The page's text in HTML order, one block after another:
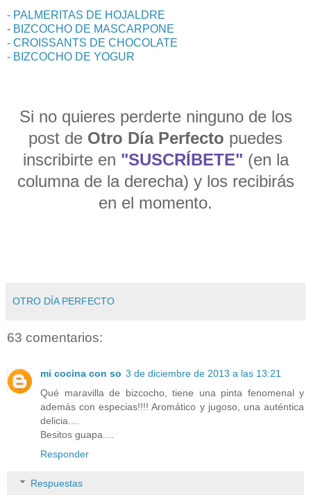
- PALMERITAS DE HOJALDRE
- BIZCOCHO DE MASCARPONE
- CROISSANTS DE CHOCOLATE
- BIZCOCHO DE YOGUR
Si no quieres perderte ninguno de los
post de Otro Día Perfecto puedes
inscribirte en "SUSCRÍBETE" (en la
columna de la derecha) y los recibirás
en el momento.
OTRO DÍA PERFECTO
63 comentarios:
mi cocina con so 3 de diciembre de 2013 a las 13:21
Qué maravilla de bizcocho, tiene una pinta fenomenal y
además con especias!!!! Aromático y jugoso, una auténtica
delicia....
Besitos guapa....
Responder
Respuestas